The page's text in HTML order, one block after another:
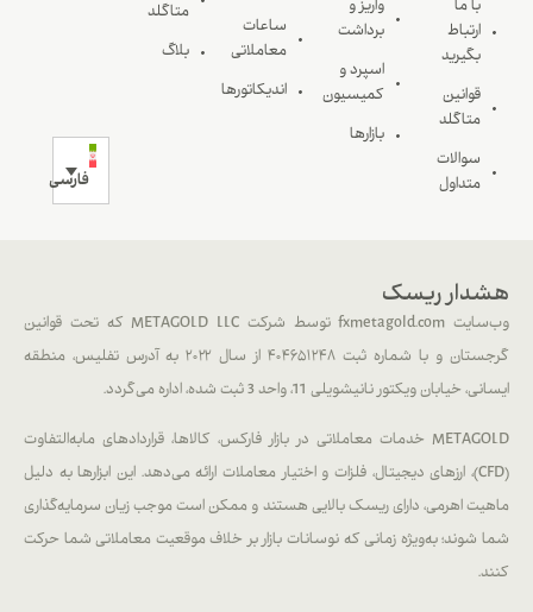
ارتباط
بگیرید
متاگلد
سوالات
متداول
برداشت
اسپرد و
کمیسیون
بازارها
ساعات
معاملاتی
اندیکاتورها
متاگلد
بلاگ
فارسی
ریسک
وب‌سایت fxmetagold.com توسط شرکت METAGOLD LLC که تحت قوانین
گرجستان و با شماره ثبت ۴۰۴۶۵۱۲۴۸ از سال ۲۰۲۲ به آدرس تفلیس، منطقه
خیابان ویکتور نانیشویلی 11، واحد 3 ثبت شده، اداره می‌گردد.
METAGOLD خدمات معاملاتی در بازار فارکس، کالاها، قراردادهای مابه‌التفاوت
(CFD)، ارزهای دیجیتال، فلزات و اختیار معاملات ارائه می‌دهد. این ابزارها به دلیل
اهرمی، دارای ریسک بالایی هستند و ممکن است موجب زیان سرمایه‌گذاری
شوند؛ به‌ویژه زمانی که نوسانات بازار بر خلاف موقعیت معاملاتی شما حرکت